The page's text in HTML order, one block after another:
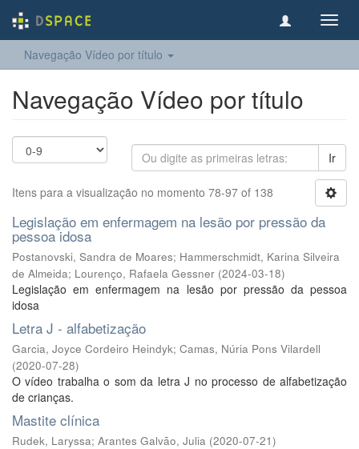
Navegação Vídeo por título
Navegação Vídeo por título
Ir
Itens para a visualização no momento 78-97 of 138
Legislação em enfermagem na lesão por pressão da
pessoa idosa
Postanovski, Sandra de Moares; Hammerschmidt, Karina Silveira
de Almeida; Lourenço, Rafaela Gessner (2024-03-18)
Legislação em enfermagem na lesão por pressão da pessoa
idosa
Letra J - alfabetização
Garcia, Joyce Cordeiro Heindyk; Camas, Núria Pons Vilardell
(2020-07-28)
O vídeo trabalha o som da letra J no processo de alfabetização
de crianças.
Mastite clínica
Rudek, Laryssa; Arantes Galvão, Julia (2020-07-21)